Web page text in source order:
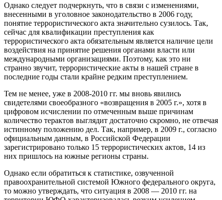
Однако следует подчеркнуть, что в связи с изменениями,
внесенными в уголовное законодательство в 2006 году,
понятие террористического акта значительно сузилось. Так,
сейчас для квалификации преступления как
террористического акта обязательным является наличие цели
воздействия на принятие решения органами власти или
международными организациями. Поэтому, как это ни
странно звучит, террористические акты в нашей стране в
последние годы стали крайне редким преступлением.
Тем не менее, уже в 2008-2010 гг. мы вновь явились
свидетелями своеобразного «возвращения в 2005 г.», хотя в
цифровом исчислении по отмеченным выше причинам
количество терактов выглядит достаточно скромно, не отвечая
истинному положению дел. Так, например, в 2009 г., согласно
официальным данным, в Российской Федерации
зарегистрировано только 15 террористических актов, 14 из
них пришлось на южные регионы страны.
Однако если обратиться к статистике, озвученной
правоохранительной системой Южного федерального округа,
то можно утверждать, что ситуация в 2008 — 2010 гг. на